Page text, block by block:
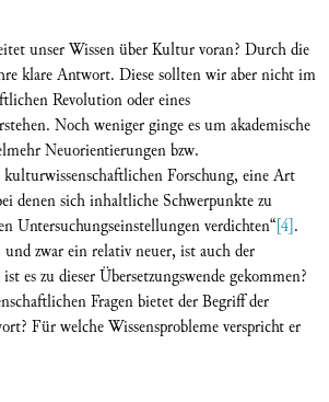
unser Wissen über Kultur voran? Durch die
klare Antwort. Diese sollten wir aber nicht im
Revolution oder eines
Noch weniger ginge es um akademische
Neuorientierungen bzw.
Forschung, eine Art
denen sich inhaltliche Schwerpunkte zu
Untersuchungseinstellungen verdichten“[4].
und zwar ein relativ neuer, ist auch der
es zu dieser Übersetzungswende gekommen?
Fragen bietet der Begriff der
Für welche Wissensprobleme verspricht er